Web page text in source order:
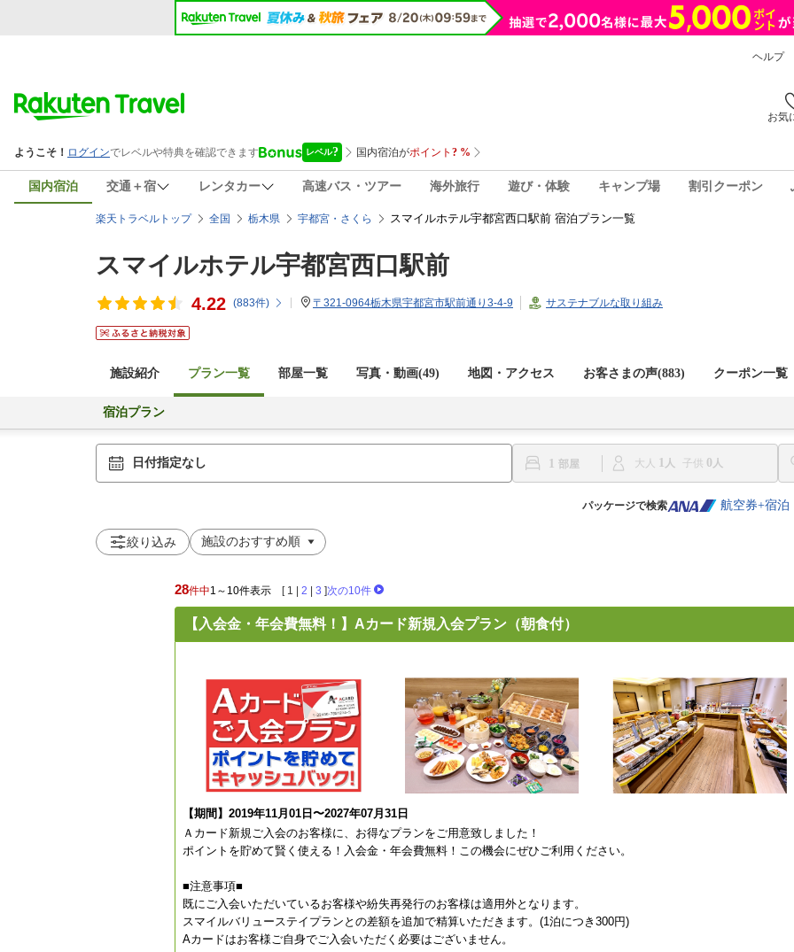
ヘルプ
お気
国内宿泊 交通＋宿 レンタカー 高速バス・ツアー 海外旅行 遊び・体験 キャンプ場 割引クーポン
楽天トラベルトップ 全国 栃木県 宇都宮・さくら スマイルホテル宇都宮西口駅前 宿泊プラン一覧
スマイルホテル宇都宮西口駅前
4.22 (883件) 〒321-0964栃木県宇都宮市駅前通り3-4-9 サステナブルな取り組み
施設紹介 プラン一覧 部屋一覧 写真・動画(49) 地図・アクセス お客さまの声(883) クーポン一覧
宿泊プラン
日付指定なし 1 大人 1 子供 0
パッケージで検索 航空券+宿泊
絞り込み
28件中1～10件表示 [ 1 2 3 ]次の10件
【入会金・年会費無料！】Aカード新規入会プラン（朝食付）
【期間】2019年11月01日〜2027年07月31日
Ａカード新規ご入会のお客様に、お得なプランをご用意致しました！
ポイントを貯めて賢く使える！入会金・年会費無料！この機会にぜひご利用ください。
■注意事項■
既にご入会いただいているお客様や紛失再発行のお客様は適用外となります。
スマイルバリューステイプランとの差額を追加で精算いただきます。(1泊につき300円)
Aカードはお客様ご自身でご入会いただく必要はございません。